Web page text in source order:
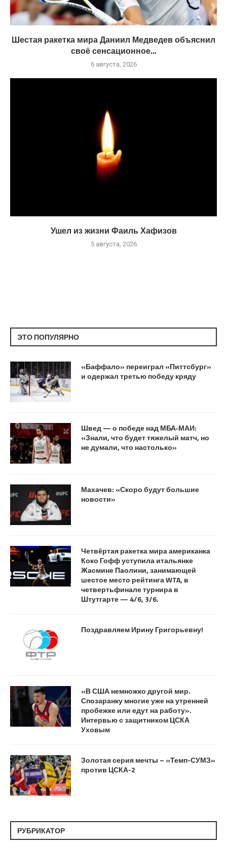
Шестая ракетка мира Даниил Медведев объяснил
своё сенсационное...
6 августа, 2026
Ушел из жизни Фаиль Хафизов
5 августа, 2026
ЭТО ПОПУЛЯРНО
«Баффало» переиграл «Питтсбург»
и одержал третью победу кряду
Швед — о победе над МБА‑МАИ:
«Знали, что будет тяжелый матч, но
не думали, что настолько»
Махачев: «Скоро будут большие
новости»
Четвёртая ракетка мира американка
Коко Гофф уступила итальянке
Жасмине Паолини, занимающей
шестое место рейтинга WTA, в
четвертьфинале турнира в
Штутгарте — 4/6, 3/6.
Поздравляем Ирину Григорьевну!
«В США немножко другой мир.
Спозаранку многие уже на утренней
пробежке или едут на работу».
Интервью с защитником ЦСКА
Уховым
Золотая серия мечты – «Темп-СУМЗ»
против ЦСКА-2
РУБРИКАТОР